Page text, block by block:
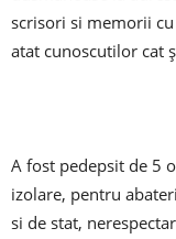
scrisori si memorii
atat cunoscutilor cat
A fost pedepsit de 5
izolare, pentru
si de stat,